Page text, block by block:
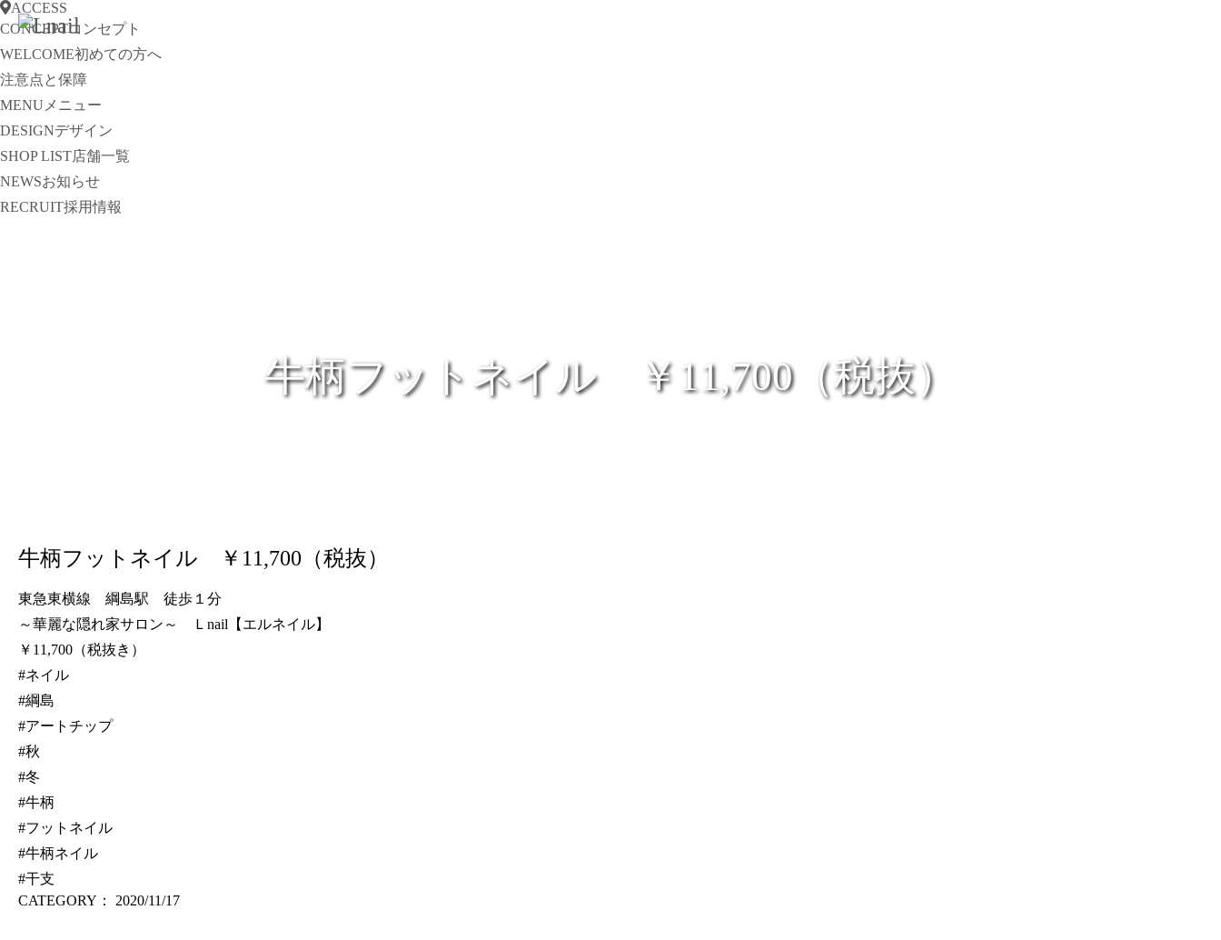
ACCESS
CONCEPTコンセプト
WELCOME初めての方へ
注意点と保障
MENU メニュー
DESIGNデザイン
SHOP LIST店舗一覧
NEWSお知らせ
RECRUIT採用情報
牛柄フットネイル ￥11,700（税抜）
牛柄フットネイル ￥11,700（税抜）
東急東横線 綱島駅 徒歩１分
～華麗な隠れ家サロン～ Ｌnail【エルネイル】
￥11,700（税抜き）
#ネイル
#綱島
#アートチップ
#秋
#冬
#牛柄
#フットネイル
#牛柄ネイル
#干支
CATEGORY：
2020/11/17